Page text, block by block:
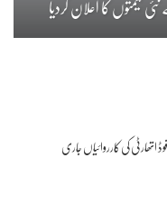
قیمتوں کا اعلان کردیا
کی کارروائیاں جاری